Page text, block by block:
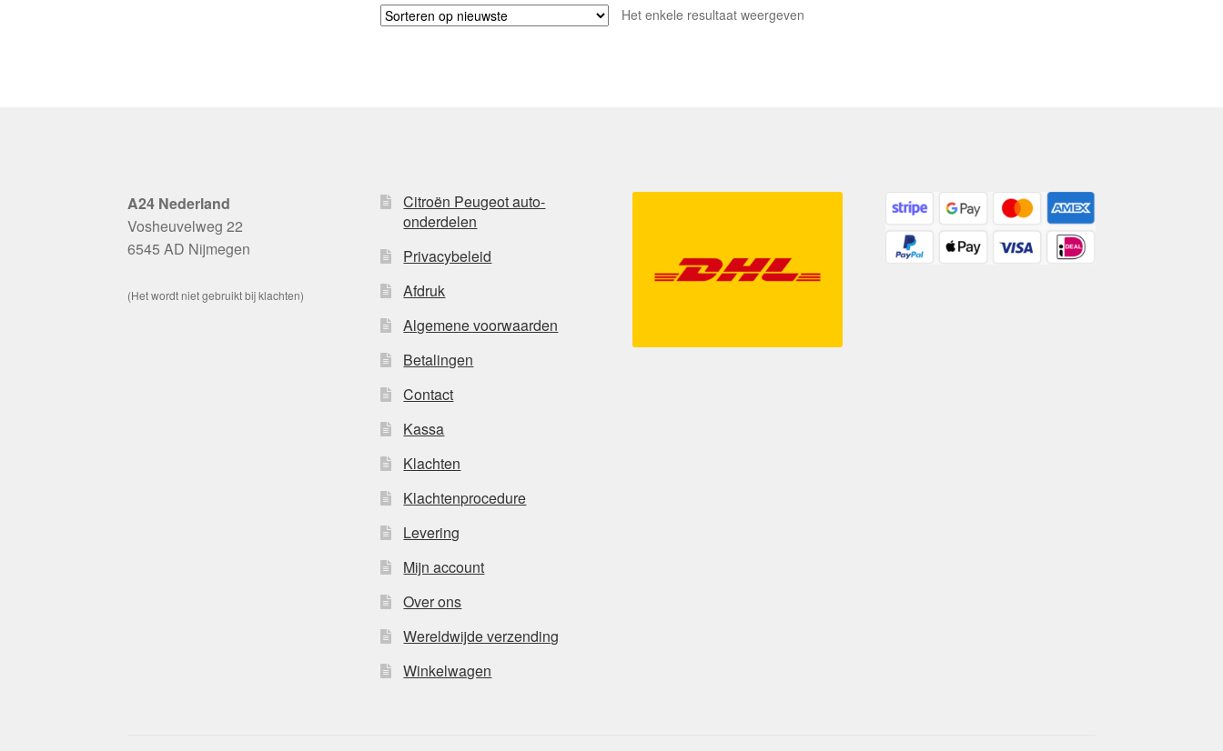
Het enkele resultaat weergeven
A24 Nederland
Vosheuvelweg 22
6545 AD Nijmegen
(Het wordt niet gebruikt bij klachten)
Citroën Peugeot auto-
onderdelen
Privacybeleid
Afdruk
Algemene voorwaarden
Betalingen
Contact
Kassa
Klachten
Klachtenprocedure
Levering
Mijn account
Over ons
Wereldwijde verzending
Winkelwagen